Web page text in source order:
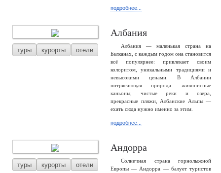
подробнее...
туры курорты отели
Албания
Албания — маленькая страна на
Балканах, с каждым годом она становится
всё популярнее: привлекает своим
колоритом, уникальными традициями и
невысокими ценами. В Албании
потрясающая природа: живописные
каньоны, чистые реки и озера,
прекрасные пляжи, Албанские Альпы —
ехать сюда нужно именно за этим.
подробнее...
туры курорты отели
Андорра
Солнечная страна горнолыжной
Европы — Андорра — балует туристов